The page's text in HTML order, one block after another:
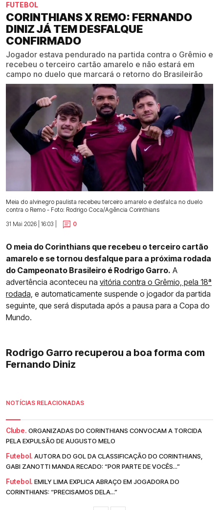
FUTEBOL
CORINTHIANS X REMO: FERNANDO
DINIZ JÁ TEM DESFALQUE
CONFIRMADO
Jogador estava pendurado na partida contra o Grêmio e
recebeu o terceiro cartão amarelo e não estará em
campo no duelo que marcará o retorno do Brasileirão
Meia do alvinegro paulista recebeu terceiro amarelo e desfalca no duelo
contra o Remo - Foto: Rodrigo Coca/Agência Corinthians
31 Mai 2026 | 16:03 |
0
O meia do Corinthians que recebeu o terceiro cartão
amarelo e se tornou desfalque para a próxima rodada
do Campeonato Brasileiro é Rodrigo Garro. A
advertência aconteceu na vitória contra o Grêmio, pela 18ª
rodada, e automaticamente suspende o jogador da partida
seguinte, que será disputada após a pausa para a Copa do
Mundo.
Rodrigo Garro recuperou a boa forma com
Fernando Diniz
NOTÍCIAS RELACIONADAS
Clube. ORGANIZADAS DO CORINTHIANS CONVOCAM A TORCIDA
PELA EXPULSÃO DE AUGUSTO MELO
Futebol. AUTORA DO GOL DA CLASSIFICAÇÃO DO CORINTHIANS,
GABI ZANOTTI MANDA RECADO: “POR PARTE DE VOCÊS...”
Futebol. EMILY LIMA EXPLICA ABRAÇO EM JOGADORA DO
CORINTHIANS: “PRECISAMOS DELA...”